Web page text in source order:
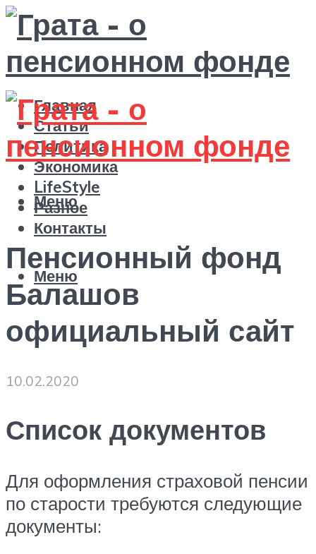
Главная
Статьи
Политика
Экономика
LifeStyle
Разное
Контакты
Меню
Меню
Пенсионный фонд
Балашов
официальный сайт
10.02.2020
Список документов
Для оформления страховой пенсии
по старости требуются следующие
документы: